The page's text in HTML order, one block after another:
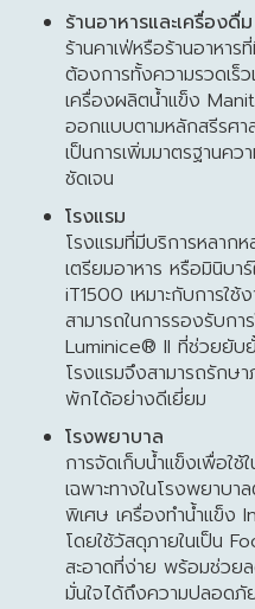
ร้านอาหารและเครื่องดื่ม
ร้านคาเฟ่หรือร้านอาหาร
ต้องการทั้งความรวดเร็ว
เครื่องผลิตน้ำแข็ง
ออกแบบตามหลักสรีรศ
เป็นการเพิ่มมาตรฐานค
ชัดเจน
โรงแรม
โรงแรมที่มีบริการหลาก
เตรียมอาหาร หรือมินิบา
iT1500 เหมาะกับการใ
สามารถในการรองรับกา
Luminice® II ที่ช่วยยับ
โรงแรมจึงสามารถรักษ
พักได้อย่างดีเยี่ยม
โรงพยาบาล
การจัดเก็บน้ำแข็งเพื่อใ
เฉพาะทางในโรงพยาบ
พิเศษ เครื่องทำน้ำแข็ง
โดยใช้วัสดุภายในเป็น
สะอาดที่ง่าย พร้อมช่วย
มั่นใจได้ถึงความปลอดภั